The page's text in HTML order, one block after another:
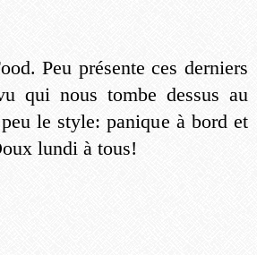
Peu présente ces derniers
qui nous tombe dessus au
le style: panique à bord et
lundi à tous!